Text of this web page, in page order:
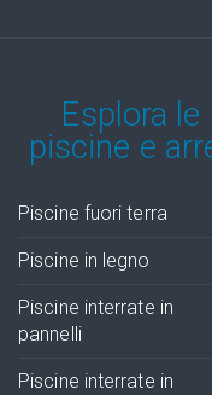
Esplora
piscine e
Piscine fuori terra
Piscine in legno
Piscine interrate in
pannelli
Piscine interrate in